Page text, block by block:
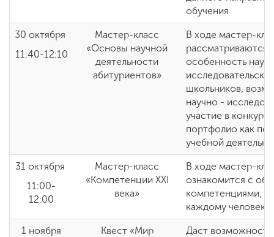
обучения
30 октября
11:40-12:10
Мастер-класс
«Основы научной
деятельности
абитуриентов»
В ходе мастер-
рассматриваются
особенность
школьников,
научно -
участие в
портфолио как
учебной
31 октября
11:00-
12:00
Мастер-класс
«Компетенции XXI
века»
В ходе мастер-
ознакомится с
компетенциями,
каждому
1 ноября
Квест «Мир
Даст